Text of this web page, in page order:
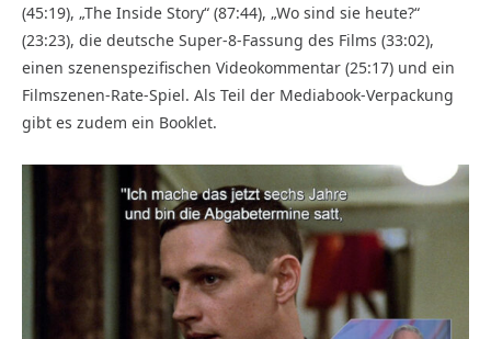
(45:19), „The Inside Story“ (87:44), „Wo sind sie heute?“
(23:23), die deutsche Super-8-Fassung des Films (33:02),
einen szenenspezifischen Videokommentar (25:17) und ein
Filmszenen-Rate-Spiel. Als Teil der Mediabook-Verpackung
gibt es zudem ein Booklet.